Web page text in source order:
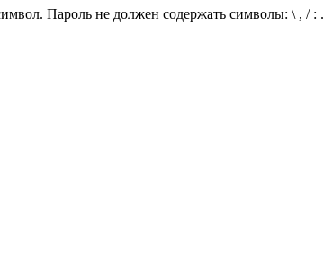
Пароль не должен содержать символы: \ , / : .